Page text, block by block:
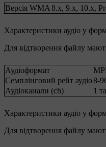
Версія WMA 8.x, 9.x, 10.x,
Характеристики аудіо у
Для відтворення файлу
Аудіоформат
Семплінговий рейт аудіо8-
Аудіоканали (ch)
1
Характеристики аудіо у
Для відтворення файлу